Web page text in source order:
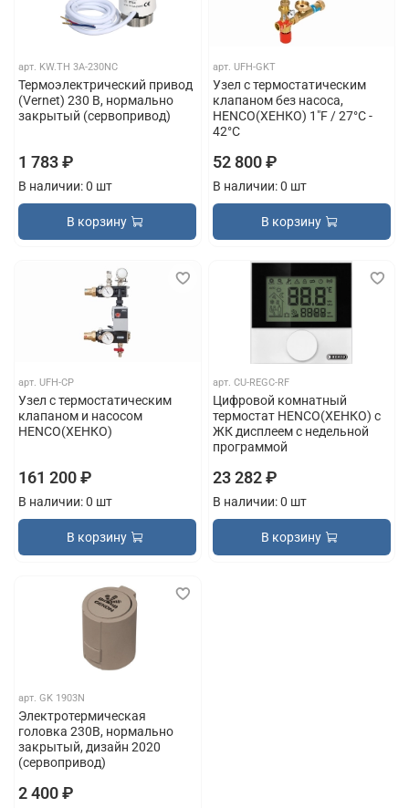
арт. KW.TH 3A-230NC
Термоэлектрический привод
(Vernet) 230 В, нормально
закрытый (сервопривод)
1 783 ₽
В наличии: 0 шт
В корзину
арт. UFH-GKT
Узел с термостатическим
клапаном без насоса,
HENCO(ХЕНКО) 1"F / 27°C -
42°C
52 800 ₽
В наличии: 0 шт
В корзину
арт.UFH-CP
Узел с термостатическим
клапаном и насосом
HENCO(ХЕНКО)
161 200 ₽
В наличии: 0 шт
В корзину
арт. CU-REGC-RF
Цифровой комнатный
термостат HENCO(ХЕНКО) с
ЖК дисплеем с недельной
программой
23 282 ₽
В наличии: 0 шт
В корзину
арт.GK 1903N
Электротермическая
головка 230В, нормально
закрытый, дизайн 2020
(сервопривод)
2 400 ₽